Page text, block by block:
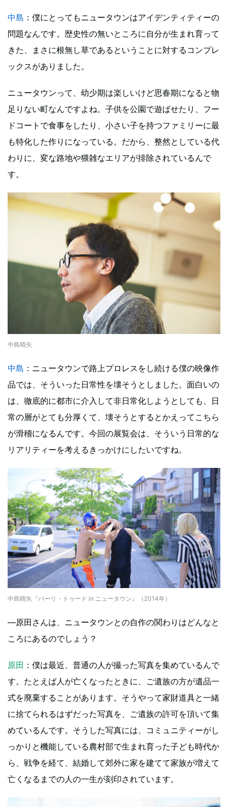
中島 ：僕にとってもニュータウンはアイデンティティーの
問題なんです。歴史性の無いところに自分が生まれ育って
きた、まさに根無し草であるということに対するコンプレ
ックスがありました。
ニュータウンって、幼少期は楽しいけど思春期になると物
足りない町なんですよね。子供を公園で遊ばせたり、フー
ドコートで食事をしたり、小さい子を持つファミリーに最
も特化した作りになっている。だから、整然としている代
わりに、変な路地や猥雑なエリアが排除されているんで
す。
中島晴矢
中島 ：ニュータウンで路上プロレスをし続ける僕の映像作
品では、そういった日常性を壊そうとしました。面白いの
は、徹底的に都市に介入して非日常化しようとしても、日
常の層がとても分厚くて、壊そうとするとかえってこちら
が滑稽になるんです。今回の展覧会は、そういう日常的な
リアリティーを考えるきっかけにしたいですね。
中島晴矢『バーリ・トゥード in ニュータウン』（2014年）
―原田さんは、ニュータウンとの自作の関わりはどんなと
ころにあるのでしょう？
原田 ：僕は最近、普通の人が撮った写真を集めているんで
す。たとえば人が亡くなったときに、ご遺族の方が遺品一
式を廃棄することがあります。そうやって家財道具と一緒
に捨てられるはずだった写真を、ご遺族の許可を頂いて集
めているんです。そうした写真には、コミュニティーがし
っかりと機能している農村部で生まれ育った子ども時代か
ら、戦争を経て、結婚して郊外に家を建てて家族が増えて
亡くなるまでの人の一生が刻印されています。